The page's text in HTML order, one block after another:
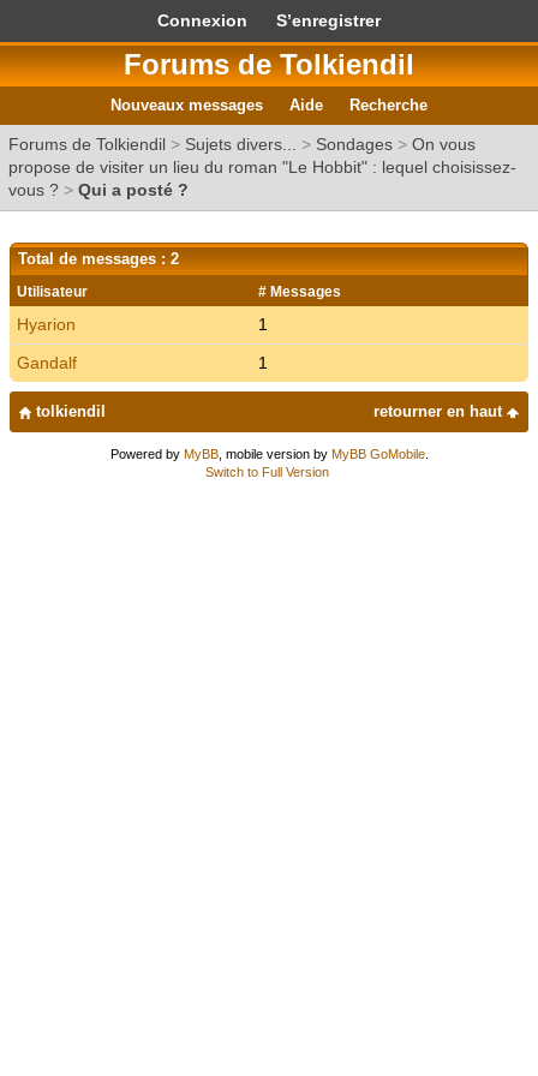
Connexion S’enregistrer
Forums de Tolkiendil
Nouveaux messages Aide Recherche
Forums de Tolkiendil > Sujets divers... > Sondages > On vous
propose de visiter un lieu du roman "Le Hobbit" : lequel choisissez-
vous ? > Qui a posté ?
Total de messages : 2
Utilisateur # Messages
Hyarion
1
Gandalf
1
retourner en haut
tolkiendil
Powered by MyBB, mobile version by MyBB GoMobile.
Switch to Full Version